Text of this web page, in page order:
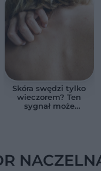
Skóra swędzi tylko
wieczorem? Ten
sygnał może